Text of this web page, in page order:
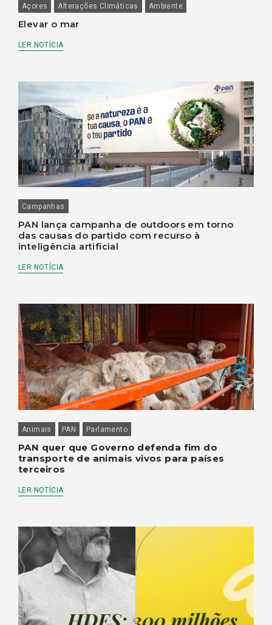
Açores Alterações Climáticas Ambiente
Elevar o mar
LER NOTÍCIA
Campanhas
PAN lança campanha de outdoors em torno
das causas do partido com recurso à
inteligência artificial
LER NOTÍCIA
Animais PAN Parlamento
PAN quer que Governo defenda fim do
transporte de animais vivos para países
terceiros
LER NOTÍCIA